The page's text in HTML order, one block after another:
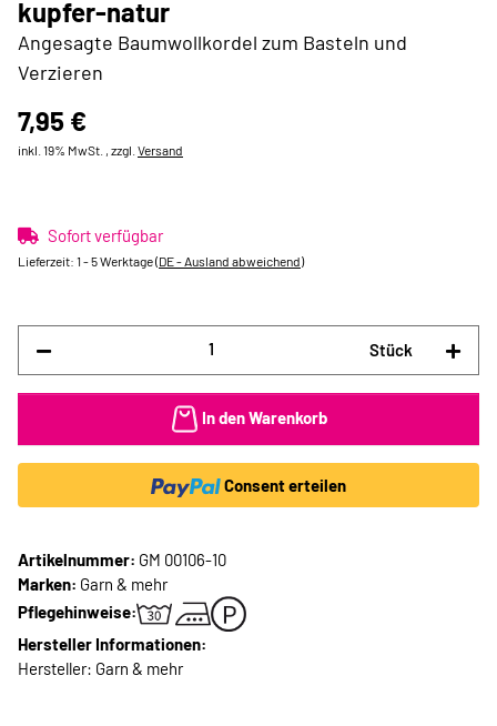
kupfer-natur
Angesagte Baumwollkordel zum Basteln und
Verzieren
7,95 €
inkl. 19% MwSt. , zzgl. Versand
Sofort verfügbar
Lieferzeit: 1 - 5 Werktage(DE - Ausland abweichend)
Stück
In den Warenkorb
Consent erteilen
Artikelnummer: GM 00106-10
Marken: Garn & mehr
Pflegehinweise:
Hersteller Informationen:
Hersteller: Garn & mehr